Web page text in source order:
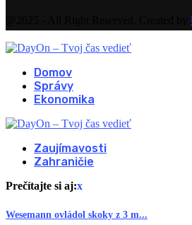
Domov
Správy
Ekonomika
Zaujímavosti
Zahraničie
Prečítajte si aj:x
Wesemann ovládol skoky z 3 m...